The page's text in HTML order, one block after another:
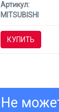
Артикул:
MITSUBISHI
КУПИТЬ
Не